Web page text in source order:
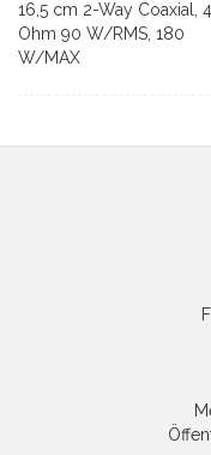
16,5 cm 2-Way Coaxial, 4
Ohm 90 W/RMS, 180
W/MAX